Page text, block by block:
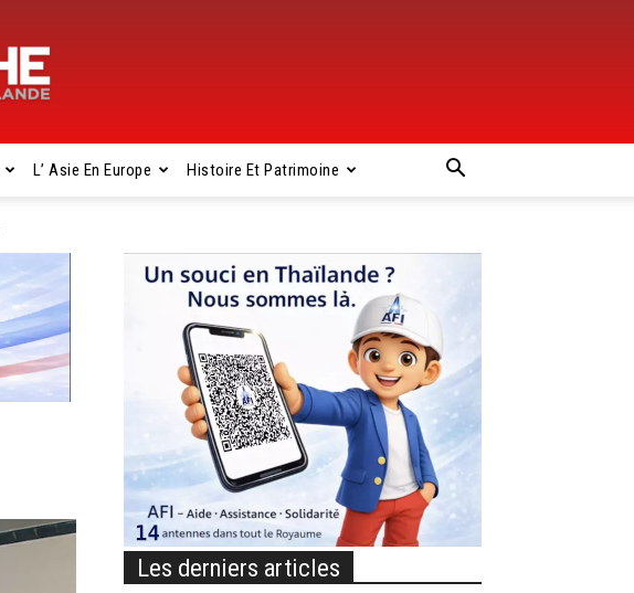
L’ Asie En Europe Histoire Et Patrimoine
Les derniers articles